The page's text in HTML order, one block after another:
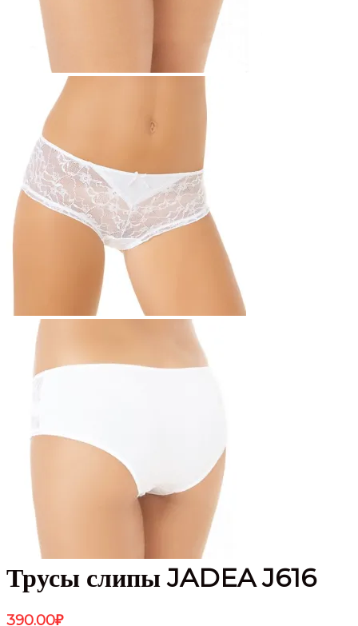
Трусы слипы JADEA J616
390.00₽